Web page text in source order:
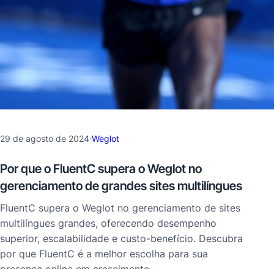
29 de agosto de 2024·Weglot
Por que o FluentC supera o Weglot no
gerenciamento de grandes sites multilíngues
FluentC supera o Weglot no gerenciamento de sites
multilíngues grandes, oferecendo desempenho
superior, escalabilidade e custo-benefício. Descubra
por que FluentC é a melhor escolha para sua